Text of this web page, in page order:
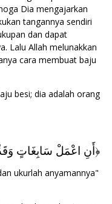
Dia mengajarkan
tangannya sendiri
dan dapat
Lalu Allah melunakkan
cara membuat baju
besi; dia adalah orang
﴿أَنِ اعْمَلْ سَابِغَاتٍ
ukurlah anyamannya"